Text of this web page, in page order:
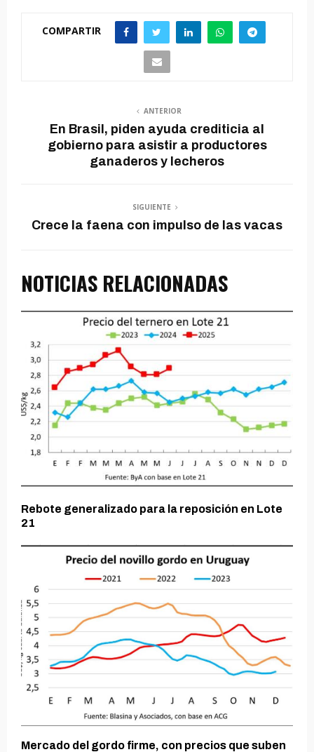
COMPARTIR
ANTERIOR
En Brasil, piden ayuda crediticia al
gobierno para asistir a productores
ganaderos y lecheros
SIGUIENTE
Crece la faena con impulso de las vacas
NOTICIAS RELACIONADAS
Rebote generalizado para la reposición en Lote
21
Mercado del gordo firme, con precios que suben